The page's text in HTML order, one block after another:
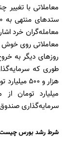
معاملاتی با
معامله‌گران خرد
معاملاتی روی خوش
روزهای دیگر به
میلیارد تومان
سرمایه‌گذاری
شرط رشد بورس